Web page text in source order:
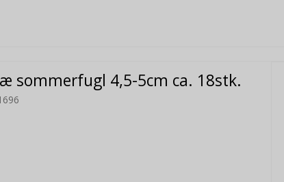
sommerfugl 4,5-5cm ca. 18stk.